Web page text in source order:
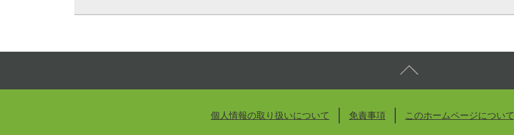
個人情報の取り扱いについて 免責事項 このホームページについて